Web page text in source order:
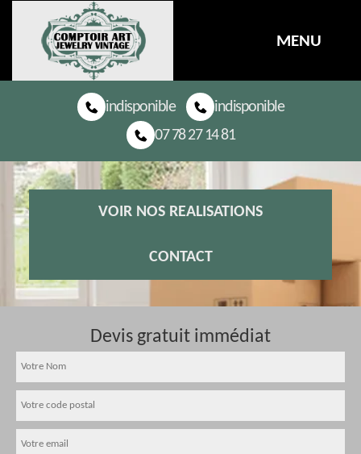
MENU
indisponible
indisponible
07 78 27 14 81
VOIR NOS REALISATIONS
CONTACT
Devis gratuit immédiat